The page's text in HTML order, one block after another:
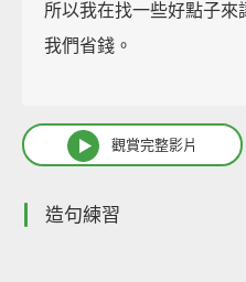
所以我在找一些好點子來
我們省錢。
觀賞完整影片
造句練習